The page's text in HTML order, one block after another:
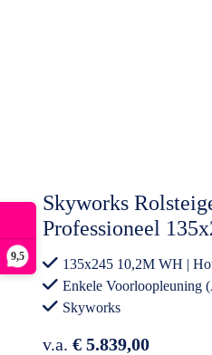
9,5
Skyworks
Professioneel
werkhoogte Enkele
Voorloopleuning
Steigeraanhanger
135x245 10,2M WH |
Enkele Voorloopleuning
Skyworks
v.a. € 5.839,00